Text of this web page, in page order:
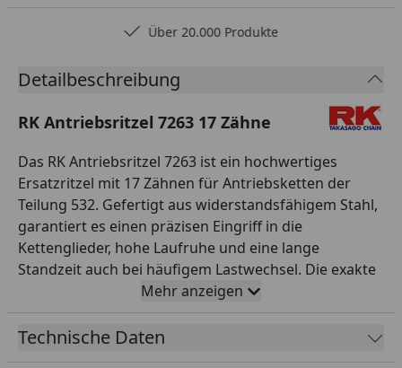
Über 20.000 Produkte
Detailbeschreibung
RK Antriebsritzel 7263 17 Zähne
Das RK Antriebsritzel 7263 ist ein hochwertiges
Ersatzritzel mit 17 Zähnen für Antriebsketten der
Teilung 532. Gefertigt aus widerstandsfähigem Stahl,
garantiert es einen präzisen Eingriff in die
Kettenglieder, hohe Laufruhe und eine lange
Standzeit auch bei häufigem Lastwechsel. Die exakte
Verzahnung sorgt für gleichmäßige
Kraftübertragung und reduziert den Verschleiß an
Kette und Kettenrad. RK ist seit Jahrzehnten einer der
Mehr anzeigen
Technische Daten